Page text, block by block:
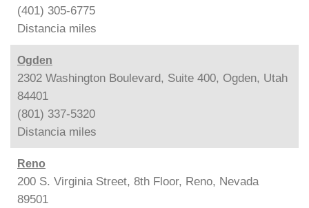
(401) 305-6775
Distancia miles
Ogden
2302 Washington Boulevard, Suite 400, Ogden, Utah
84401
(801) 337-5320
Distancia miles
Reno
200 S. Virginia Street, 8th Floor, Reno, Nevada
89501